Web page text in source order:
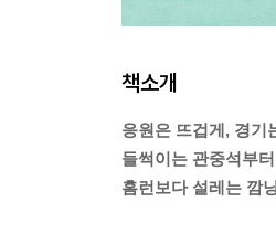
책소개
응원은 뜨겁게, 경기
들썩이는 관중석부
홈런보다 설레는 깜